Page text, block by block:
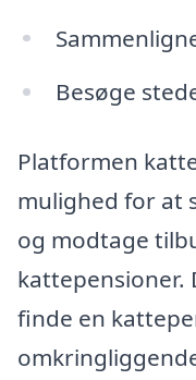
Besøge
Platformen
mulighed for at
og modtage
kattepensioner.
finde en